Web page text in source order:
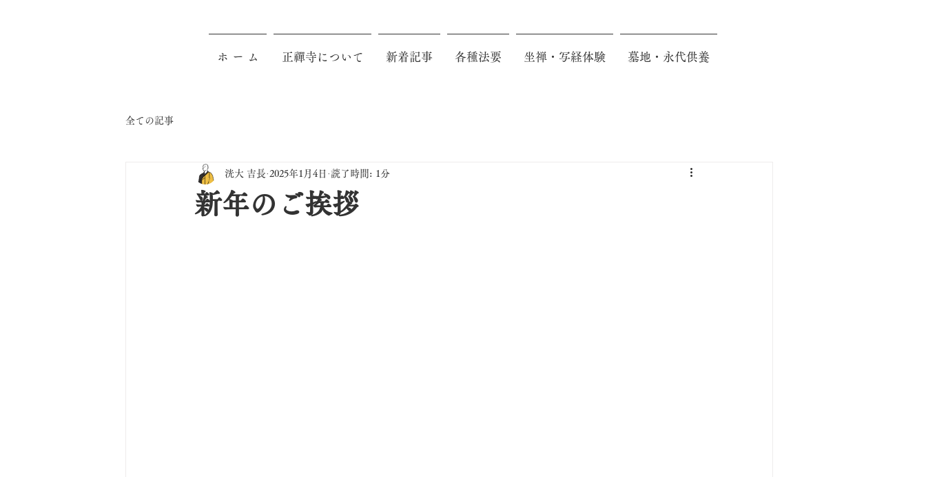
ホ ー ム 正禪寺について 新着記事 各種法要 坐禅・写経体験 墓地・永代供養
全ての記事
新年のご挨拶
洸大 吉長 2025年1月4日 読了時間: 1分